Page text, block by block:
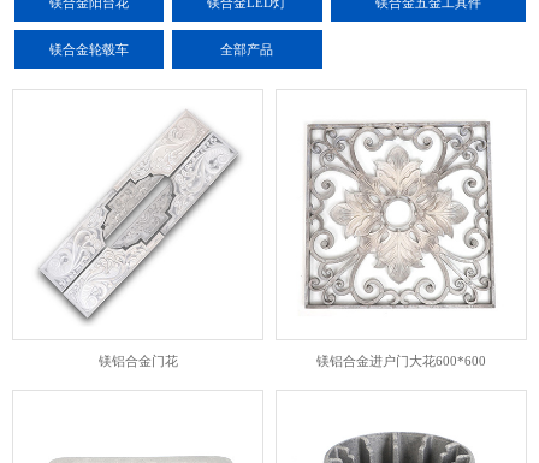
镁合金轮毂车 全部产品
镁铝合金门花 镁铝合金进户门大花600*600